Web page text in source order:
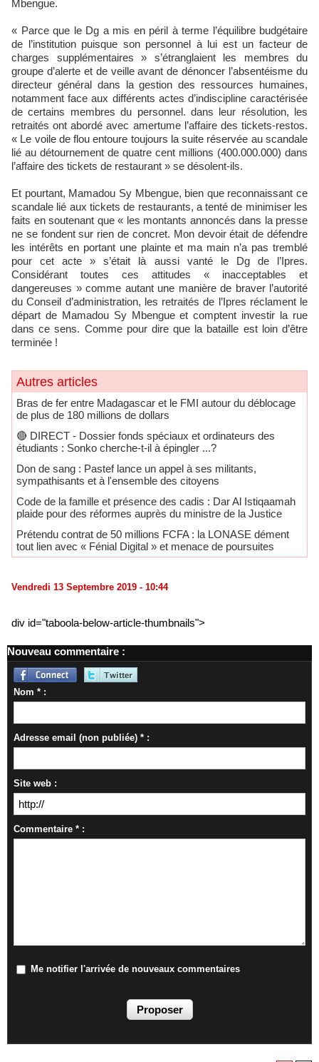
Mbengue.
« Parce que le Dg a mis en péril à terme l’équilibre budgétaire
de l’institution puisque son personnel à lui est un facteur de
charges supplémentaires » s’étranglaient les membres du
groupe d’alerte et de veille avant de dénoncer l’absentéisme du
directeur général dans la gestion des ressources humaines,
notamment face aux différents actes d’indiscipline caractérisée
de certains membres du personnel. dans leur résolution, les
retraités ont abordé avec amertume l’affaire des tickets-restos.
« Le voile de flou entoure toujours la suite réservée au scandale
lié au détournement de quatre cent millions (400.000.000) dans
l’affaire des tickets de restaurant » se désolent-ils.
Et pourtant, Mamadou Sy Mbengue, bien que reconnaissant ce
scandale lié aux tickets de restaurants, a tenté de minimiser les
faits en soutenant que « les montants annoncés dans la presse
ne se fondent sur rien de concret. Mon devoir était de défendre
les intérêts en portant une plainte et ma main n’a pas tremblé
pour cet acte » s’était là aussi vanté le Dg de l’Ipres.
Considérant toutes ces attitudes « inacceptables et
dangereuses » comme autant une manière de braver l’autorité
du Conseil d’administration, les retraités de l’Ipres réclament le
départ de Mamadou Sy Mbengue et comptent investir la rue
dans ce sens. Comme pour dire que la bataille est loin d’être
terminée !
Autres articles
Bras de fer entre Madagascar et le FMI autour du déblocage
de plus de 180 millions de dollars
🔴​ DIRECT - Dossier fonds spéciaux et ordinateurs des
étudiants : Sonko cherche-t-il à épingler ...?
Don de sang : Pastef lance un appel à ses militants,
sympathisants et à l'ensemble des citoyens
Code de la famille et présence des cadis : Dar Al Istiqaamah
plaide pour des réformes auprès du ministre de la Justice
Prétendu contrat de 50 millions FCFA : la LONASE dément
tout lien avec « Fénial Digital » et menace de poursuites
Vendredi 13 Septembre 2019 - 10:44
div id="taboola-below-article-thumbnails">
Nouveau commentaire :
Nom * :
Adresse email (non publiée) * :
Site web :
Commentaire * :
Me notifier l'arrivée de nouveaux commentaires